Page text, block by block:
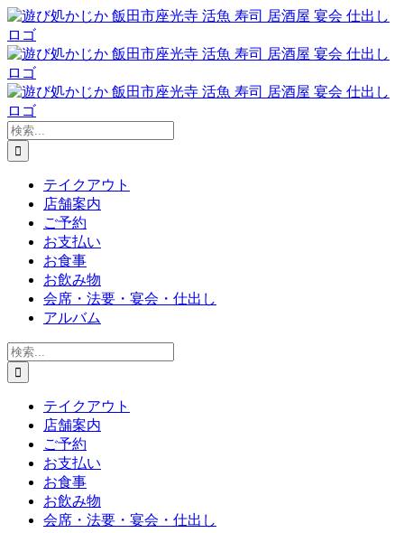
Skip
to
content
検
索
…
テイクアウト
店舗案内
ご予約
お支払い
お食事
お飲み物
会席・法要・宴会・仕出し
アルバム
検
索
…
テイクアウト
店舗案内
ご予約
お支払い
お食事
お飲み物
会席・法要・宴会・仕出し